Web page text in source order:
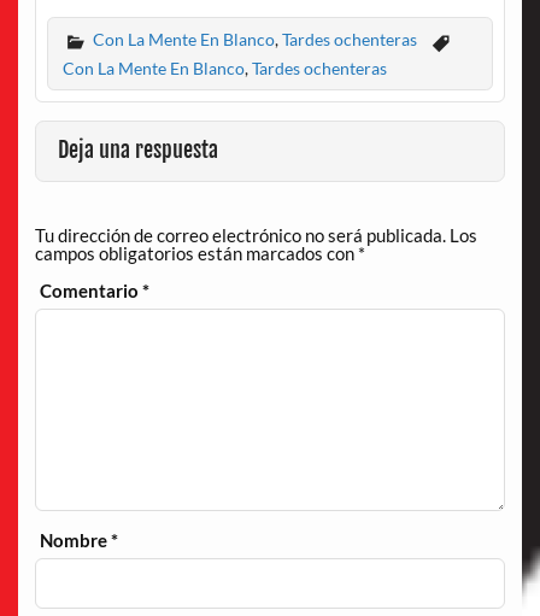
Con La Mente En Blanco,Tardes ochenteras
Con La Mente En Blanco,Tardes ochenteras
Deja una respuesta
Tu dirección de correo electrónico no será publicada. Los
campos obligatorios están marcados con *
Comentario*
Nombre*